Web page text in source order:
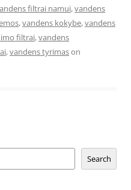
filtrai namui,vandens
,vandens kokybe,vandens
filtrai,vandens
,vandens tyrimason
Search